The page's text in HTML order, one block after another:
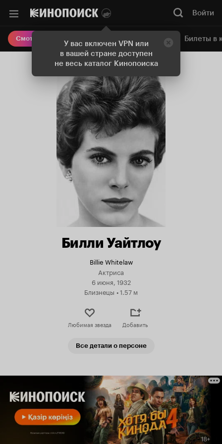
У вас включен VPN или
в вашей стране доступен
не весь каталог Кинопоиска
Войти
Смотреть кино Онлайн-кинотеатр Билеты в
Билли Уайтлоу
Billie Whitelaw
Актриса
6 июня, 1932
Близнецы •1.57 м
Любимая звезда Добавить
Все детали о персоне